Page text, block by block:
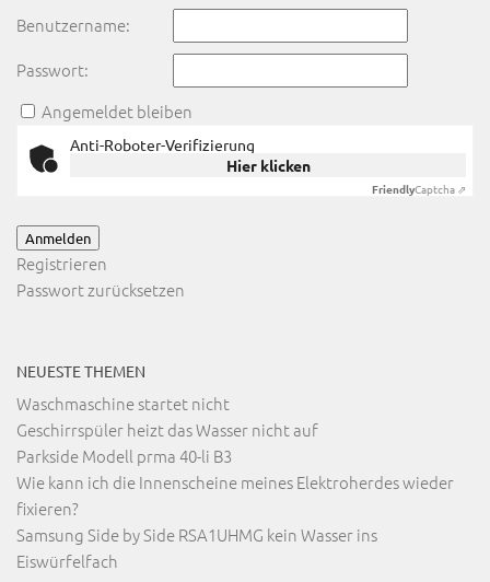
Benutzername:
Passwort:
Angemeldet bleiben
Anti-Roboter-Verifizierung
Hier klicken
FriendlyCaptcha ⇗
Anmelden
Registrieren
Passwort zurücksetzen
NEUESTE THEMEN
Waschmaschine startet nicht
Geschirrspüler heizt das Wasser nicht auf
Parkside Modell prma 40-li B3
Wie kann ich die Innenscheine meines Elektroherdes wieder
fixieren?
Samsung Side by Side RSA1UHMG kein Wasser ins
Eiswürfelfach